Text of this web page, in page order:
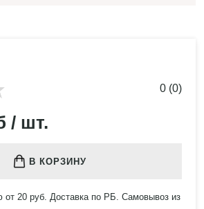
0 (0)
/ шт.
В КОРЗИНУ
20 руб. Доставка по РБ. Самовывоз из